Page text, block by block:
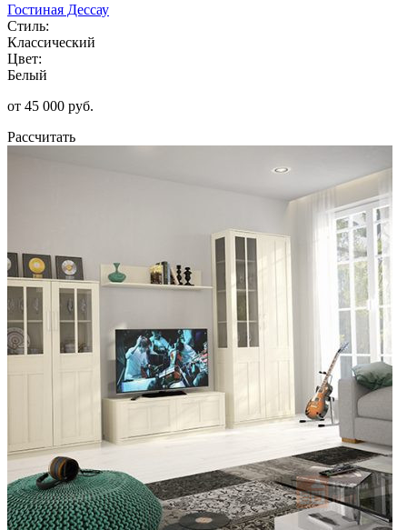
Гостиная Дессау
Стиль:
Классический
Цвет:
Белый
от 45 000 руб.
Рассчитать